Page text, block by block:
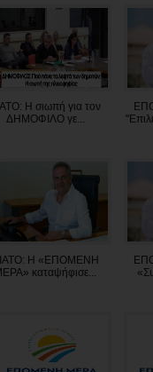
Η σιωπή για τον
ΔΗΜΟΦΙΛΟ γε...
Η «ΕΠΟΜΕΝΗ
καταψήφισε...